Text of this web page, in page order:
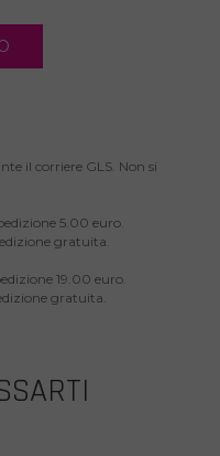
il corriere GLS. Non si
5.00 euro.
gratuita.
19.00 euro.
gratuita.